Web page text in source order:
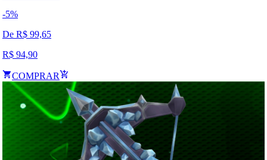
-5%
De R$ 99,65
R$ 94,90
COMPRAR